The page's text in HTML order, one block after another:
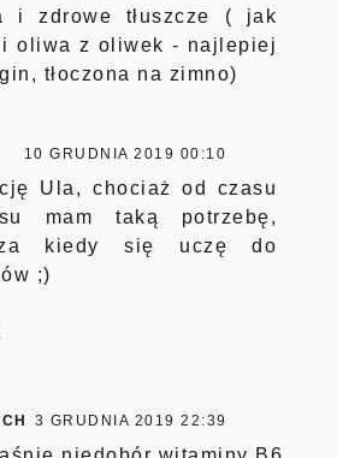
i zdrowe tłuszcze ( jak
i oliwa z oliwek - najlepiej
tłoczona na zimno)
10 GRUDNIA 2019 00:10
Ula, chociaż od czasu
mam taką potrzebę,
kiedy się uczę do
;)
3 GRUDNIA 2019 22:39